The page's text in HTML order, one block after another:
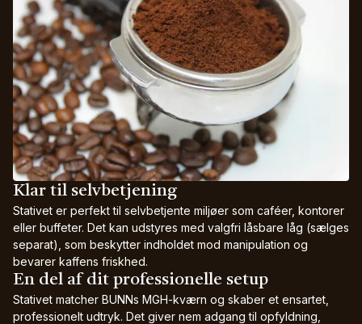
Klar til selvbetjening
Stativet er perfekt til selvbetjente miljøer som caféer, kontorer
eller buffeter. Det kan udstyres med valgfri låsbare låg (sælges
separat), som beskytter indholdet mod manipulation og
bevarer kaffens friskhed.
En del af dit professionelle setup
Stativet matcher BUNNs MGH-kværn og skaber et ensartet,
professionelt udtryk. Det giver nem adgang til opfyldning,